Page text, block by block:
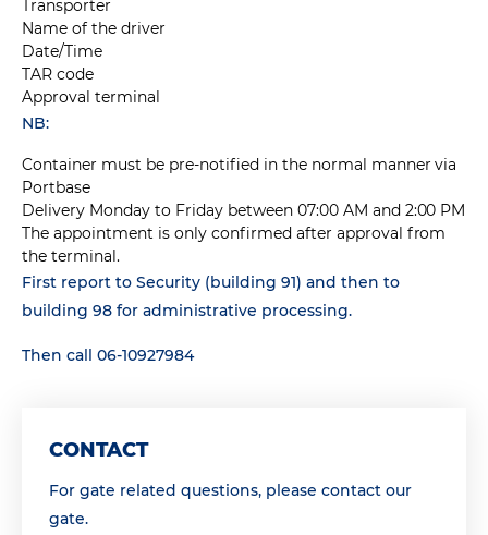
Transporter
Name of the driver
Date/Time
TAR code
Approval terminal
NB:
Container must be pre-notified in the normal manner via
Portbase
Delivery Monday to Friday between 07:00 AM and 2:00 PM
The appointment is only confirmed after approval from
the terminal.
First report to Security (building 91) and then to
building 98 for administrative processing.
Then call 06-10927984
CONTACT
For gate related questions, please contact our
gate.